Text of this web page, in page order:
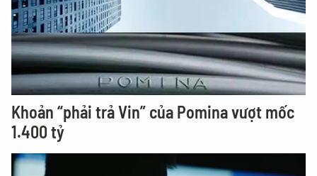
Khoản “phải trả Vin” của Pomina vượt mốc
1.400 tỷ